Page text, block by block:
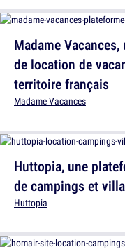
Huttopia, une
de campings et
Huttopia
Madame
de location de
territoire français
Madame Vacances